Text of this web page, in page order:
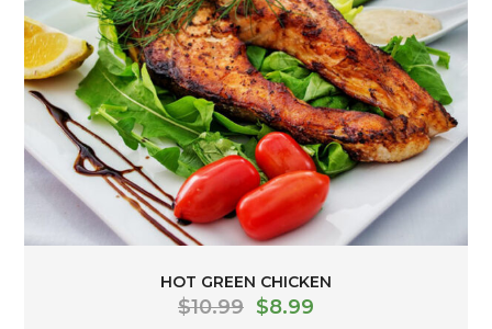
HOT GREEN CHICKEN
$10.99 $8.99